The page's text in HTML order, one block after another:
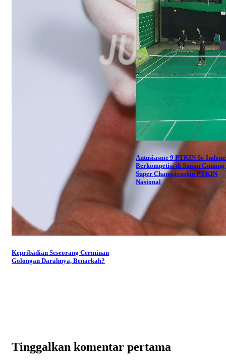
Kepribadian Seseorang Cerminan
Golongan Darahnya, Benarkah?
Antusiasme 9 PTKIN Se-
Berkompetisi di Sunan
Super Championship PTKIN
Nasional
Tinggalkan komentar pertama